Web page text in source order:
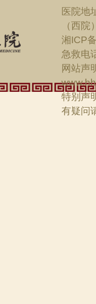
医院地
（西院
湘ICP
急救电
网站声
特别声
有疑问